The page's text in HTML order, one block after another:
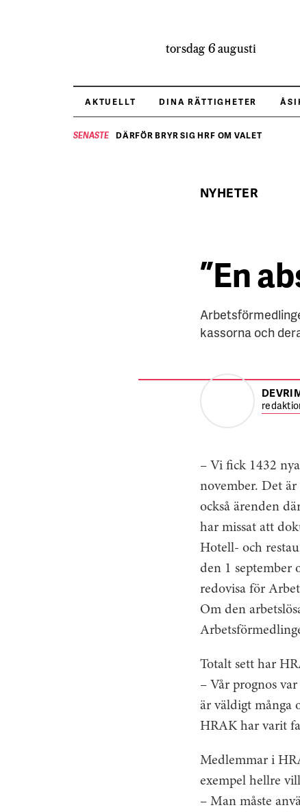
torsdag 6 augusti
AKTUELLT DINA RÄTTIGHETER
SENASTE DÄRFÖR BRYR SIG HRF OM VALET
NYHETER
”En
kassorna och
– Vi fick 1432
november. Det
också ärenden
har missat att
Hotell- och
den 1 september
redovisa för
Om den
Totalt sett har
– Vår prognos
är väldigt många
HRAK har varit
Medlemmar i
exempel hellre
– Man måste